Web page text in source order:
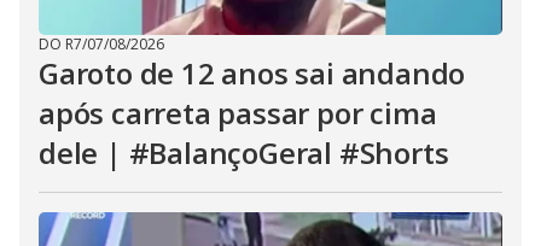
DO R7/07/08/2026
Garoto de 12 anos sai andando
após carreta passar por cima
dele | #BalançoGeral #Shorts